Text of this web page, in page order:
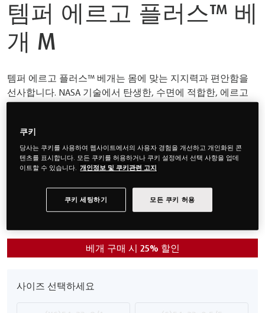
템퍼 에르고 플러스™ 베
개 M
템퍼 에르고 플러스™ 베개는 몸에 맞는 지지력과 편안함을
선사합니다. NASA 기술에서 탄생한, 수면에 적합한, 에르고
플러스™ 베개는 TEMPUR® Material 로 만들어졌습니다.
목, 어깨의 굴곡을 맞춰주면서 편안하게 압력을 완화합니다.
등을 대고 눕거나 옆으로 자는 자세에 이상적이며, 전문적으
로 설계된 디자인은 머리와 목, 어깨가 자연스럽게 이어지도
한 층 더 편안한 수면을 즐겨보세요.
₩180,000₩135,000
베개 구매 시 25% 할인
사이즈 선택하세요
쿠키
당사는 쿠키를 사용하여 웹사이트에서의 사용자 경험을 개선하고 개인화된 콘
텐츠를 표시합니다. 모든 쿠키를 허용하거나 쿠키 설정에서 선택 사항을 업데
이트할 수 있습니다. 개인정보 및 쿠키관련 고지
모든 쿠키 허용
쿠키 세팅하기